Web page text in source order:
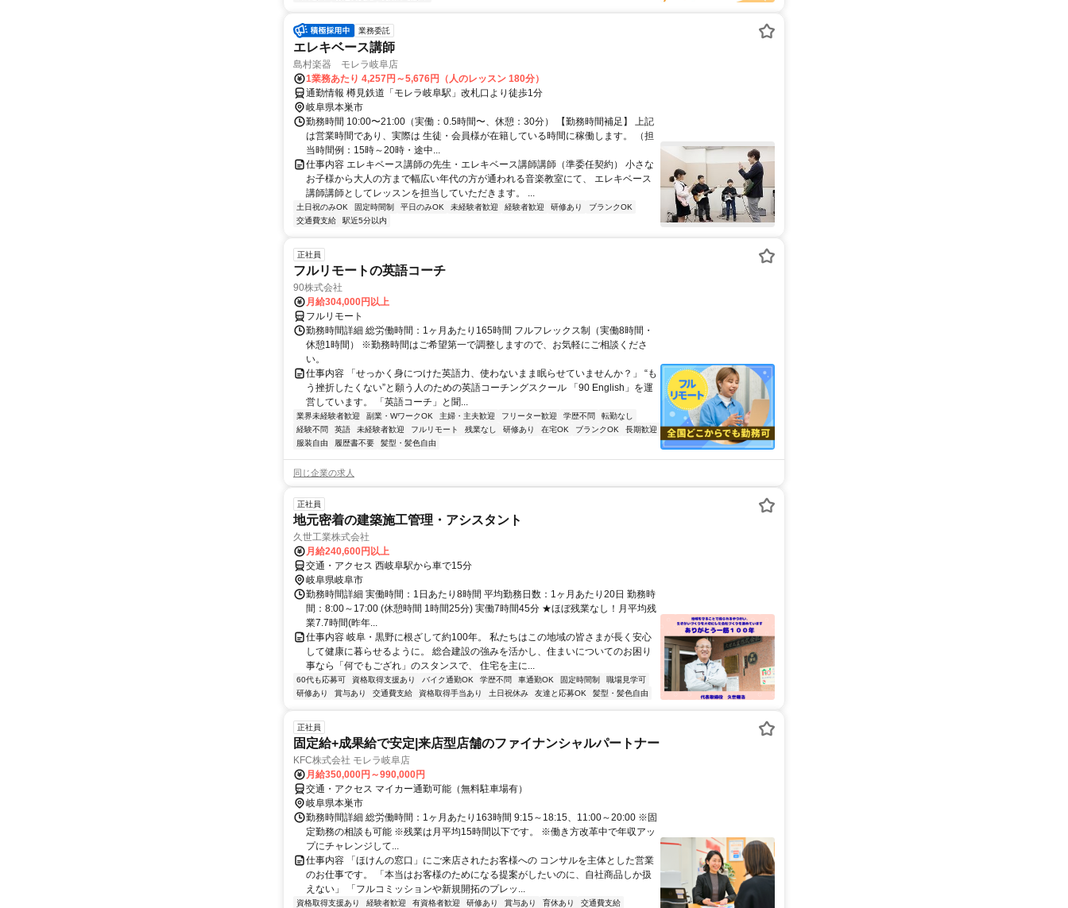
業務委託
エレキベース講師
島村楽器 モレラ岐阜店
1業務あたり 4,257円～5,676円（人のレッスン 180分）
通勤情報 樽見鉄道「モレラ岐阜駅」改札口より徒歩1分
岐阜県本巣市
勤務時間 10:00〜21:00（実働：0.5時間〜、休憩：30分） 【勤務時間補足】 上記
は営業時間であり、実際は 生徒・会員様が在籍している時間に稼働します。 （担
当時間例：15時～20時・途中...
仕事内容 エレキベース講師の先生・エレキベース講師講師（準委任契約） 小さな
お子様から大人の方まで幅広い年代の方が通われる音楽教室にて、 エレキベース
講師講師としてレッスンを担当していただきます。 ...
土日祝のみOK 固定時間制 平日のみOK 未経験者歓迎 経験者歓迎 研修あり
ブランクOK
交通費支給
駅近5分以内
正社員
フルリモートの英語コーチ
90株式会社
月給304,000円以上
フルリモート
勤務時間詳細 総労働時間：1ヶ月あたり165時間 フルフレックス制（実働8時間・
休憩1時間） ※勤務時間はご希望第一で調整しますので、お気軽にご相談くださ
い。
仕事内容 「せっかく身につけた英語力、使わないまま眠らせていませんか？」 “も
う挫折したくない”と願う人のための英語コーチングスクール 「90 English」を運
営しています。 「英語コーチ」と聞...
業界未経験者歓迎 副業・WワークOK 主婦・主夫歓迎 フリーター歓迎 学歴不問
転勤なし
経験不問
英語 未経験者歓迎 フルリモート 残業なし 研修あり 在宅OK ブランクOK
長期歓迎
服装自由
履歴書不要 髪型・髪色自由
同じ企業の求人
正社員
地元密着の建築施工管理・アシスタント
久世工業株式会社
月給240,600円以上
交通・アクセス 西岐阜駅から車で15分
岐阜県岐阜市
勤務時間詳細 実働時間：1日あたり8時間 平均勤務日数：1ヶ月あたり20日 勤務時
間：8:00～17:00 (休憩時間 1時間25分) 実働7時間45分 ★ほぼ残業なし！月平均残
業7.7時間(昨年...
仕事内容 岐阜・黒野に根ざして約100年。 私たちはこの地域の皆さまが長く安心
して健康に暮らせるように。 総合建設の強みを活かし、住まいについてのお困り
事なら「何でもござれ」のスタンスで、 住宅を主に...
60代も応募可 資格取得支援あり バイク通勤OK 学歴不問 車通勤OK 固定時間制
職場見学可
研修あり
賞与あり 交通費支給 資格取得手当あり 土日祝休み 友達と応募OK 髪型・髪色自由
正社員
固定給+成果給で安定|来店型店舗のファイナンシャルパートナー
KFC株式会社 モレラ岐阜店
月給350,000円～990,000円
交通・アクセス マイカー通勤可能（無料駐車場有）
岐阜県本巣市
勤務時間詳細 総労働時間：1ヶ月あたり163時間 9:15～18:15、11:00～20:00 ※固
定勤務の相談も可能 ※残業は月平均15時間以下です。 ※働き方改革中で年収アッ
プにチャレンジして...
仕事内容 「ほけんの窓口」にご来店されたお客様への コンサルを主体とした営業
のお仕事です。 「本当はお客様のためになる提案がしたいのに、自社商品しか扱
えない」 「フルコミッションや新規開拓のプレッ...
資格取得支援あり 経験者歓迎 有資格者歓迎 研修あり 賞与あり 育休あり 交通費支給